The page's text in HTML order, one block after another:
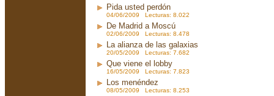
Pida usted perdón
04/06/2009 Lecturas: 8.022
De Madrid a Moscú
02/06/2009 Lecturas: 8.478
La alianza de las galaxias
20/05/2009 Lecturas: 7.682
Que viene el lobby
16/05/2009 Lecturas: 7.823
Los menéndez
08/05/2009 Lecturas: 8.253